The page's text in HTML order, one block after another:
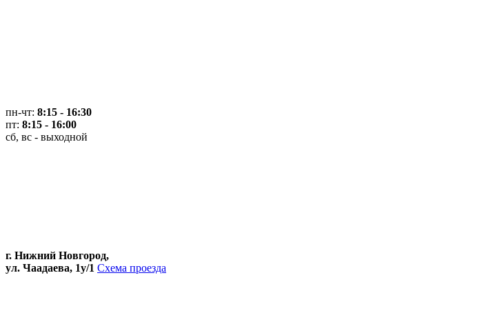
пн-чт: 8:15 - 16:30
пт: 8:15 - 16:00
сб, вс - выходной
г. Нижний Новгород,
ул. Чаадаева, 1у/1 Схема проезда